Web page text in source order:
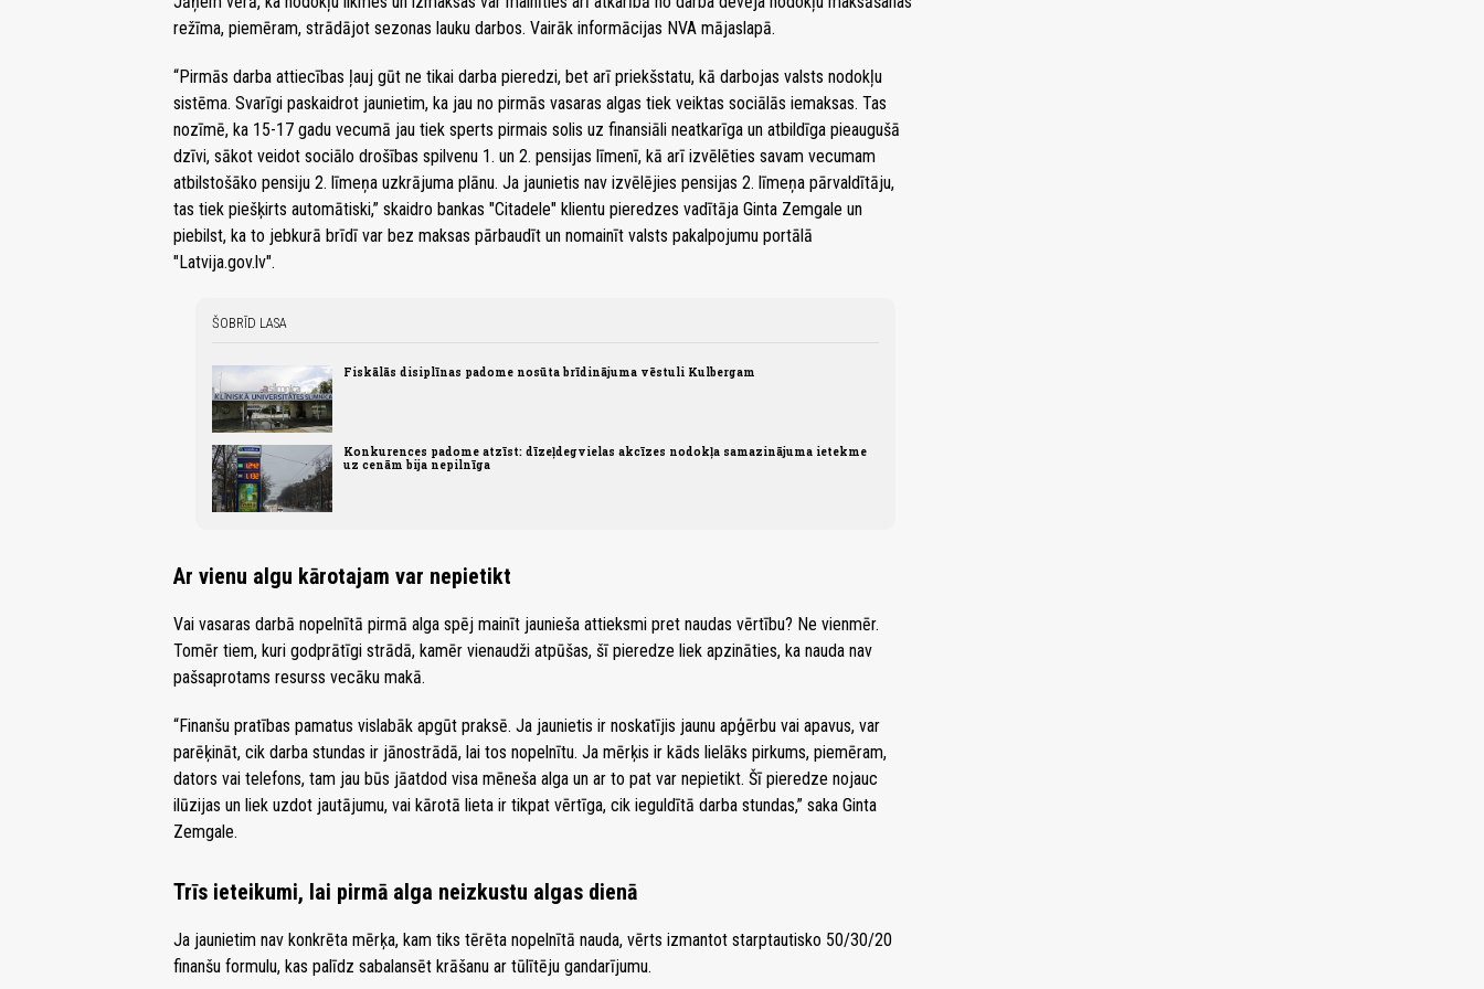
režīma, piemēram, strādājot sezonas lauku darbos. Vairāk informācijas NVA mājaslapā.
“Pirmās darba attiecības ļauj gūt ne tikai darba pieredzi, bet arī priekšstatu, kā darbojas valsts nodokļu
sistēma. Svarīgi paskaidrot jaunietim, ka jau no pirmās vasaras algas tiek veiktas sociālās iemaksas. Tas
nozīmē, ka 15-17 gadu vecumā jau tiek sperts pirmais solis uz finansiāli neatkarīga un atbildīga pieaugušā
dzīvi, sākot veidot sociālo drošības spilvenu 1. un 2. pensijas līmenī, kā arī izvēlēties savam vecumam
atbilstošāko pensiju 2. līmeņa uzkrājuma plānu. Ja jaunietis nav izvēlējies pensijas 2. līmeņa pārvaldītāju,
tas tiek piešķirts automātiski,” skaidro bankas "Citadele" klientu pieredzes vadītāja Ginta Zemgale un
piebilst, ka to jebkurā brīdī var bez maksas pārbaudīt un nomainīt valsts pakalpojumu portālā
"Latvija.gov.lv".
ŠOBRĪD LASA
Fiskālās disiplīnas padome nosūta brīdinājuma vēstuli Kulbergam
Konkurences padome atzīst: dīzeļdegvielas akcīzes nodokļa samazinājuma ietekme
uz cenām bija nepilnīga
Ar vienu algu kārotajam var nepietikt
Vai vasaras darbā nopelnītā pirmā alga spēj mainīt jaunieša attieksmi pret naudas vērtību? Ne vienmēr.
Tomēr tiem, kuri godprātīgi strādā, kamēr vienaudži atpūšas, šī pieredze liek apzināties, ka nauda nav
pašsaprotams resurss vecāku makā.
“Finanšu pratības pamatus vislabāk apgūt praksē. Ja jaunietis ir noskatījis jaunu apģērbu vai apavus, var
parēķināt, cik darba stundas ir jānostrādā, lai tos nopelnītu. Ja mērķis ir kāds lielāks pirkums, piemēram,
dators vai telefons, tam jau būs jāatdod visa mēneša alga un ar to pat var nepietikt. Šī pieredze nojauc
ilūzijas un liek uzdot jautājumu, vai kārotā lieta ir tikpat vērtīga, cik ieguldītā darba stundas,” saka Ginta
Zemgale.
Trīs ieteikumi, lai pirmā alga neizkustu algas dienā
Ja jaunietim nav konkrēta mērķa, kam tiks tērēta nopelnītā nauda, vērts izmantot starptautisko 50/30/20
finanšu formulu, kas palīdz sabalansēt krāšanu ar tūlītēju gandarījumu.